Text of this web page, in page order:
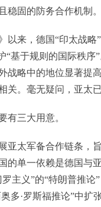
稳固的防务合作机制。
以来，德国“印太战
基于规则的国际秩序
战略中的地位显著提
。毫无疑问，亚太
有三大用意。
亚太军备合作链条，
的单一依赖是德国与
主义”的“特朗普推
多·罗斯福推论”中